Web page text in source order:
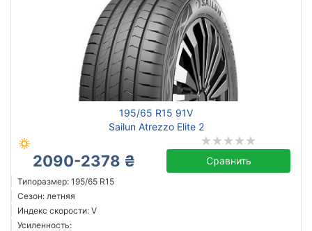
195/65 R15 91V
Sailun Atrezzo Elite 2
2090-2378 ₴ Сравнить
Типоразмер: 195/65 R15
Сезон: летняя
Индекс скорости: V
Усиленность: